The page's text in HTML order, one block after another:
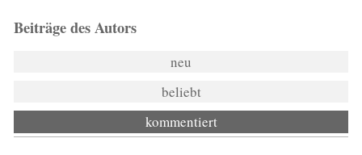
Beiträge des Autors
neu
beliebt
kommentiert